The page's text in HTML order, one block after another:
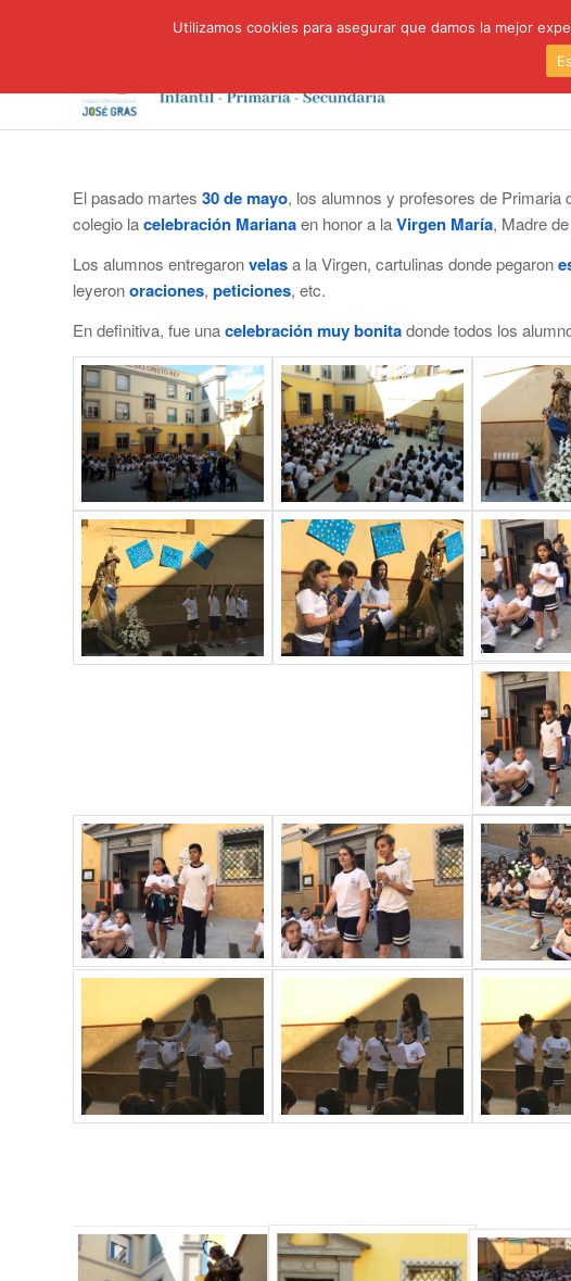
El pasado martes 30 de mayo, los alumnos y profesores de Primaria
colegio lacelebración Marianaen honor a laVirgen María, Madre
Los alumnos entregaronvelasa la Virgen, cartulinas donde pegaron
leyeronoraciones, peticiones, etc.
En definitiva, fue unacelebración muy bonitadonde todos los
Utilizamos cookies para asegurar que damos la mejor